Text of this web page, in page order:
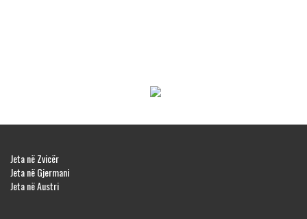
Jeta në Zvicër
Jeta në Gjermani
Jeta në Austri